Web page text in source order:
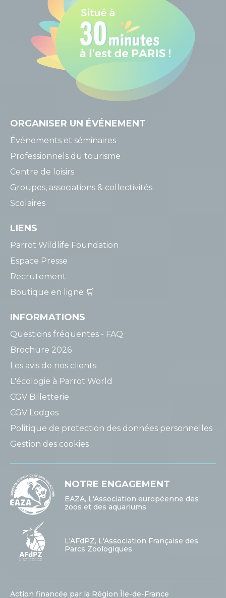
ORGANISER UN ÉVÉNEMENT
Événements et séminaires
Professionnels du tourisme
Centre de loisirs
Groupes, associations & collectivités
Scolaires
LIENS
Parrot Wildlife Foundation
Espace Presse
Recrutement
Boutique en ligne 🛒
INFORMATIONS
Questions fréquentes - FAQ
Brochure 2026
Les avis de nos clients
L'écologie à Parrot World
CGV Billetterie
CGV Lodges
Politique de protection des données personnelles
Gestion des cookies
NOTRE ENGAGEMENT
EAZA, L'Association européenne des
zoos et des aquariums
L'AFdPZ, L'Association Française des
Parcs Zoologiques
Action financée par la Région Île-de-France